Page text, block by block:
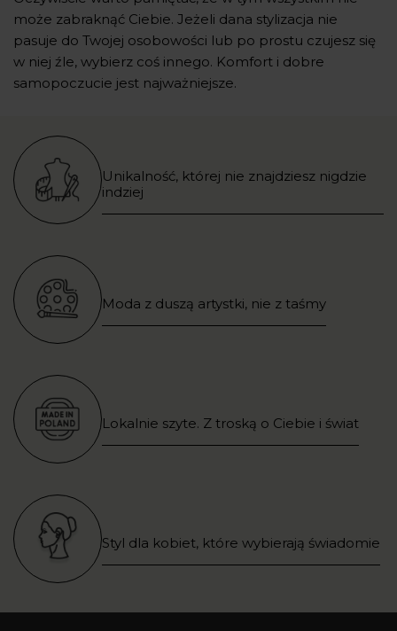
może zabraknąć Ciebie. Jeżeli dana stylizacja nie
pasuje do Twojej osobowości lub po prostu czujesz się
w niej źle, wybierz coś innego. Komfort i dobre
samopoczucie jest najważniejsze.
Unikalność, której nie znajdziesz nigdzie
indziej
Moda z duszą artystki, nie z taśmy
Lokalnie szyte. Z troską o Ciebie i świat
Styl dla kobiet, które wybierają świadomie